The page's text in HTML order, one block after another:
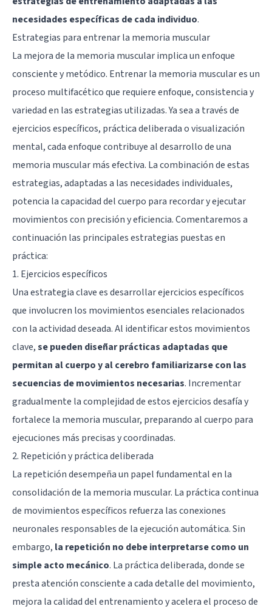
necesidades específicas de cada individuo.
Estrategias para entrenar la memoria muscular
La mejora de la memoria muscular implica un enfoque
consciente y metódico. Entrenar la memoria muscular es un
proceso multifacético que requiere enfoque, consistencia y
variedad en las estrategias utilizadas. Ya sea a través de
ejercicios específicos, práctica deliberada o visualización
mental, cada enfoque contribuye al desarrollo de una
memoria muscular más efectiva. La combinación de estas
estrategias, adaptadas a las necesidades individuales,
potencia la capacidad del cuerpo para recordar y ejecutar
movimientos con precisión y eficiencia. Comentaremos a
continuación las principales estrategias puestas en
práctica:
1. Ejercicios específicos
Una estrategia clave es desarrollar ejercicios específicos
que involucren los movimientos esenciales relacionados
con la actividad deseada. Al identificar estos movimientos
clave,se pueden diseñar prácticas adaptadas que
permitan al cuerpo y al cerebro familiarizarse con las
secuencias de movimientos necesarias. Incrementar
gradualmente la complejidad de estos ejercicios desafía y
fortalece la memoria muscular, preparando al cuerpo para
ejecuciones más precisas y coordinadas.
2. Repetición y práctica deliberada
La repetición desempeña un papel fundamental en la
consolidación de la memoria muscular. La práctica continua
de movimientos específicos refuerza las conexiones
neuronales responsables de la ejecución automática. Sin
embargo, la repetición no debe interpretarse como un
simple acto mecánico. La práctica deliberada, donde se
presta atención consciente a cada detalle del movimiento,
mejora la calidad del entrenamiento y acelera el proceso de